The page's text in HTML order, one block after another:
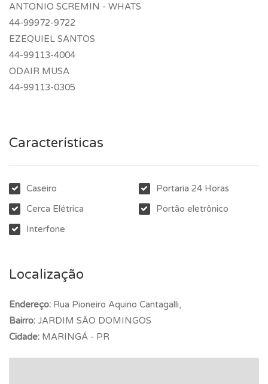
ANTONIO SCREMIN - WHATS
44-99972-9722
EZEQUIEL SANTOS
44-99113-4004
ODAIR MUSA
44-99113-0305
Características
Caseiro
Cerca Elétrica
Interfone
Portaria 24 Horas
Portão eletrônico
Localização
Endereço: Rua Pioneiro Aquino Cantagalli,
Bairro: JARDIM SÃO DOMINGOS
Cidade: MARINGÁ - PR